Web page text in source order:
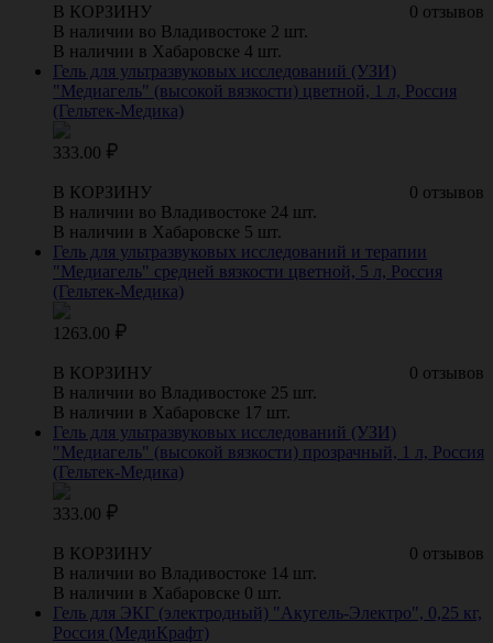
0 отзывов
В КОРЗИНУ
В наличии во Владивостоке 2 шт.
В наличии в Хабаровске 4 шт.
Гель для ультразвуковых исследований (УЗИ)
"Медиагель" (высокой вязкости) цветной, 1 л, Россия
(Гельтек-Медика)
333.00
0 отзывов
В КОРЗИНУ
В наличии во Владивостоке 24 шт.
В наличии в Хабаровске 5 шт.
Гель для ультразвуковых исследований и терапии
"Медиагель" средней вязкости цветной, 5 л, Россия
(Гельтек-Медика)
1263.00
0 отзывов
В КОРЗИНУ
В наличии во Владивостоке 25 шт.
В наличии в Хабаровске 17 шт.
Гель для ультразвуковых исследований (УЗИ)
"Медиагель" (высокой вязкости) прозрачный, 1 л, Россия
(Гельтек-Медика)
333.00
0 отзывов
В КОРЗИНУ
В наличии во Владивостоке 14 шт.
В наличии в Хабаровске 0 шт.
Гель для ЭКГ (электродный) "Акугель-Электро", 0,25 кг,
Россия (МедиКрафт)